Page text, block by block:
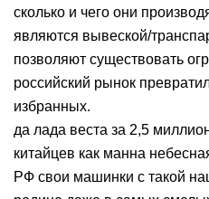
сколько и чего они
являются вывеской/
позволяют существовать
российский рынок
избранных.
да лада веста за 2,5
китайцев как манна
РФ свои машинки с такой